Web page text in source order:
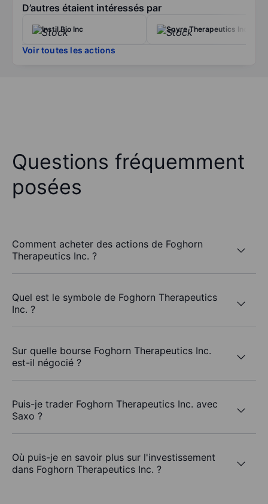
D’autres étaient intéressés par
Instil Bio Inc Spyre Therapeutics Inc.
Voir toutes les actions
Questions fréquemment
posées
Comment acheter des actions de Foghorn
Therapeutics Inc. ?
Quel est le symbole de Foghorn Therapeutics
Inc. ?
Sur quelle bourse Foghorn Therapeutics Inc.
est-il négocié ?
Puis-je trader Foghorn Therapeutics Inc. avec
Saxo ?
Où puis-je en savoir plus sur l'investissement
dans Foghorn Therapeutics Inc. ?